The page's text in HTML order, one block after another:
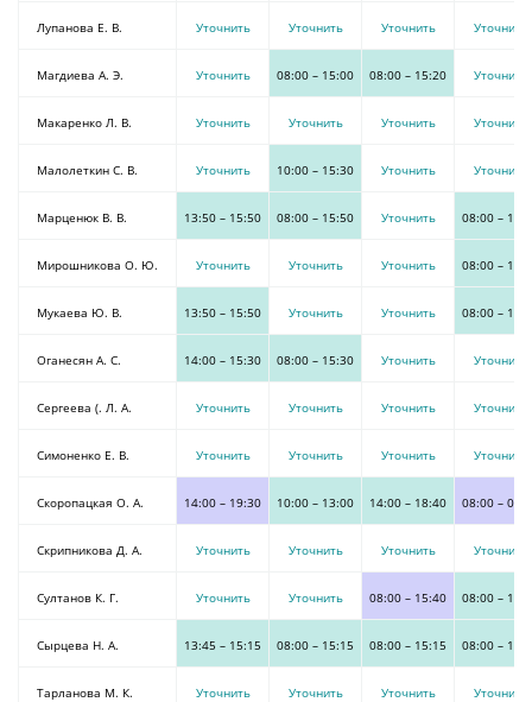
Лупанова Е. В. Уточнить Уточнить Уточнить Уточнить
Магдиева А. Э. Уточнить 08:00 – 15:00 08:00 – 15:20 Уточнить
Макаренко Л. В. Уточнить Уточнить Уточнить Уточнить
Малолеткин С. В. Уточнить 10:00 – 15:30 Уточнить Уточнить
Марценюк В. В. 13:50 – 15:50 08:00 – 15:50 Уточнить 08:00 –
Мирошникова О. Ю. Уточнить Уточнить Уточнить 08:00 –
Мукаева Ю. В. 13:50 – 15:50 Уточнить Уточнить 08:00 –
Оганесян А. С. 14:00 – 15:30 08:00 – 15:30 Уточнить Уточнить
Сергеева (. Л. А. Уточнить Уточнить Уточнить Уточнить
Симоненко Е. В. Уточнить Уточнить Уточнить Уточнить
Скоропацкая О. А. 14:00 – 19:30 10:00 – 13:00 14:00 – 18:40 08:00 –
Скрипникова Д. А. Уточнить Уточнить Уточнить Уточнить
Султанов К. Г. Уточнить Уточнить 08:00 – 15:40 08:00 –
Сырцева Н. А. 13:45 – 15:15 08:00 – 15:15 08:00 – 15:15 08:00 –
Тарланова М. К. Уточнить Уточнить Уточнить Уточнить